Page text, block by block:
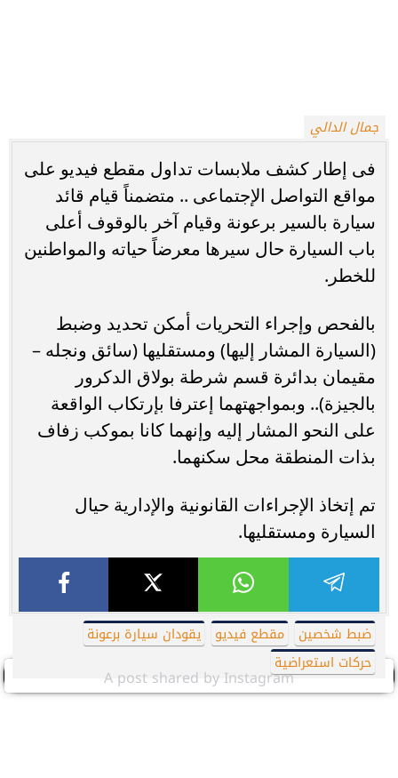
جمال الدالي
فى إطار كشف ملابسات تداول مقطع فيديو على
مواقع التواصل الإجتماعى .. متضمناً قيام قائد
سيارة بالسير برعونة وقيام آخر بالوقوف أعلى
باب السيارة حال سيرها معرضاً حياته والمواطنين
للخطر.
بالفحص وإجراء التحريات أمكن تحديد وضبط
(السيارة المشار إليها) ومستقليها (سائق ونجله –
مقيمان بدائرة قسم شرطة بولاق الدكرور
بالجيزة).. وبمواجهتهما إعترفا بإرتكاب الواقعة
على النحو المشار إليه وإنهما كانا بموكب زفاف
بذات المنطقة محل سكنهما.
تم إتخاذ الإجراءات القانونية والإدارية حيال
السيارة ومستقليها.
ضبط شخصين مقطع فيديو
يقودان سيارة برعونة
حركات استعراضية
A post shared by Instagram